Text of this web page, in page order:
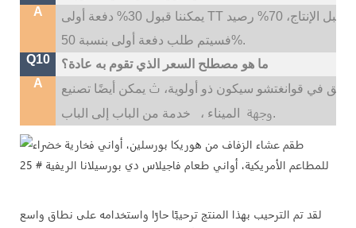
A
يمكننا قبول 30% دفعة أولى TT قبل الإنتاج، 70% رصيد TT قبل التسليم؛ إذا كنت بحاجة إلى شعار مخصص،
فسيتم طلب دفعة أولى بنسبة 50%.
Q10
ما هو مصطلح السعر الذي تقوم به عادة؟
A
في قوانغتشو سيكون ذو أولوية، ث
وجهة
الميناء ، خدمة من الباب إلى الباب.
لقد تم الترحيب بهذا المنتج ترحيبًا حارًا واستخدامه على نطاق واسع